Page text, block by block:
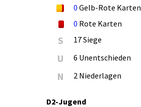
0 Gelb-Rote Karten
0 Rote Karten
S 17 Siege
U 6 Unentschieden
N 2 Niederlagen
D2-Jugend